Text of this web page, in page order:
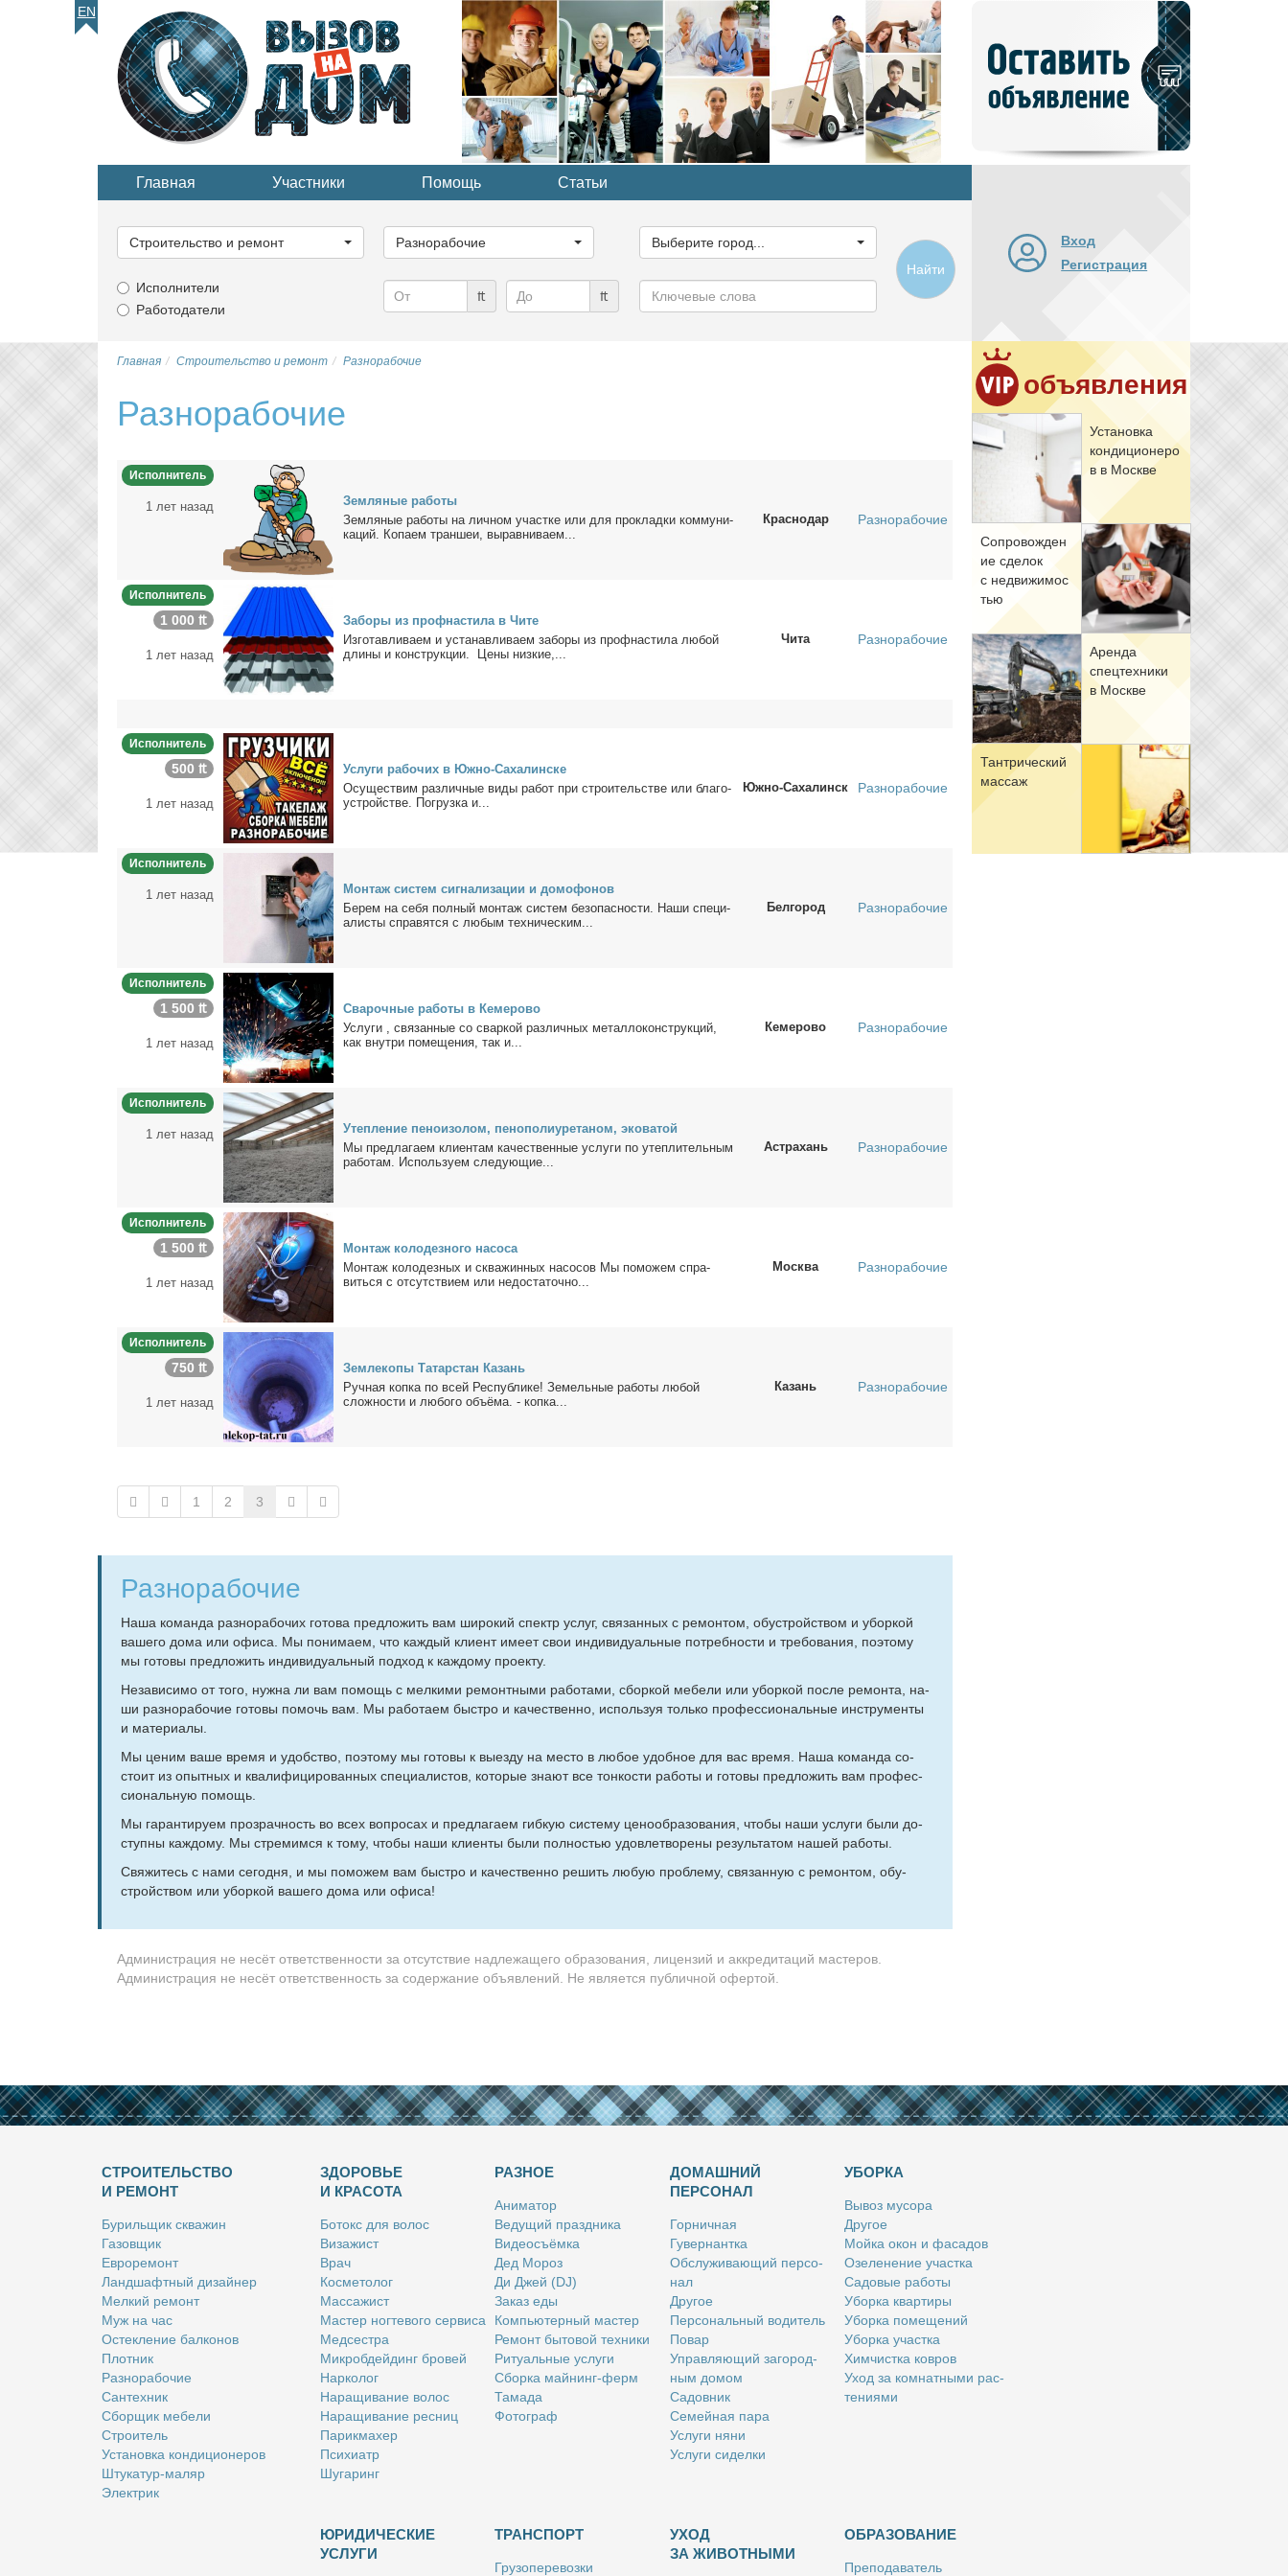
EN
объявление
Главная Участники Помощь Статьи
категорию...
Строительство и ремонт
категорию...
Разнорабочие
город...
Выберите город...
Исполнители
Работодатели
₶ ₶
Ключевые
слова
Найти
Вход
Регистрация
объявления
Уста­нов­ка
кон­ди­ци­о­не­ро
в в Москве
Со­про­вож­де­н
ие сде­лок
с недви­жи­мо­с
тью
Арен­да
спец­тех­ни­ки
в Москве
Тан­три­че­ский
мас­саж
Главная Строительство и ремонт Разнорабочие
Разнорабочие
Исполнитель
1 лет назад
Зем­ля­ные ра­бо­ты
Зем­ля­ные ра­бо­ты на лич­ном участ­ке или для про­клад­ки ком­му­ни­
ка­ций. Ко­па­ем тран­шеи, вы­рав­ни­ва­ем...
Краснодар Разнорабочие
Исполнитель
1 000 ₶
1 лет назад
За­бо­ры из проф­на­сти­ла в Чи­те
Из­го­тав­ли­ва­ем и уста­нав­ли­ва­ем за­бо­ры из проф­на­сти­ла лю­бой
дли­ны и кон­струк­ции. Це­ны низ­кие,...
Чита Разнорабочие
Исполнитель
500 ₶
1 лет назад
Услу­ги ра­бо­чих в Юж­но-Са­ха­лин­ске
Осу­ще­ствим раз­лич­ные ви­ды ра­бот при стро­и­тель­стве или бла­го­
устрой­стве. По­груз­ка и...
Южно-Сахалинск Разнорабочие
Исполнитель
1 лет назад
Мон­таж си­стем сиг­на­ли­за­ции и до­мо­фо­нов
Бе­рем на се­бя пол­ный мон­таж си­стем без­опас­но­сти. На­ши спе­ци­
а­ли­сты спра­вят­ся с лю­бым тех­ни­че­ским...
Белгород Разнорабочие
Исполнитель
1 500 ₶
1 лет назад
Сва­роч­ные ра­бо­ты в Ке­ме­ро­во
Услу­ги , свя­зан­ные со свар­кой раз­лич­ных ме­тал­ло­кон­струк­ций,
как внут­ри по­ме­ще­ния, так и...
Кемерово Разнорабочие
Исполнитель
1 лет назад
Утеп­ле­ние пе­но­изо­лом, пе­но­по­ли­уре­та­ном, эко­ва­той
Мы пред­ла­га­ем кли­ен­там ка­че­ствен­ные услу­ги по утеп­ли­тель­ным
ра­бо­там. Ис­поль­зу­ем сле­ду­ю­щие...
Астрахань Разнорабочие
Исполнитель
1 500 ₶
1 лет назад
Мон­таж ко­ло­дез­но­го на­со­са
Мон­таж ко­ло­дез­ных и сква­жин­ных на­со­сов Мы по­мо­жем спра­
вить­ся с от­сут­стви­ем или недо­ста­точ­но...
Москва Разнорабочие
Исполнитель
750 ₶
1 лет назад
Зем­ле­ко­пы Та­тар­стан Ка­зань
Руч­ная коп­ка по всей Рес­пуб­ли­ке! Зе­мель­ные ра­бо­ты лю­бой
слож­но­сти и лю­бо­го объ­ё­ма. - коп­ка...
Казань Разнорабочие
1 2 3
Разнорабочие
На­ша ко­ман­да раз­но­ра­бо­чих го­то­ва пред­ло­жить вам ши­ро­кий спектр услуг, свя­зан­ных с ре­мон­том, обу­строй­ством и убор­кой
ва­ше­го до­ма или офи­са. Мы по­ни­ма­ем, что каж­дый кли­ент име­ет свои ин­ди­ви­ду­аль­ные по­треб­но­сти и тре­бо­ва­ния, по­это­му
мы го­то­вы пред­ло­жить ин­ди­ви­ду­аль­ный под­ход к каж­до­му про­ек­ту.
Неза­ви­си­мо от то­го, нуж­на ли вам по­мощь с мел­ки­ми ре­монт­ны­ми ра­бо­та­ми, сбор­кой ме­бе­ли или убор­кой по­сле ре­мон­та, на­
ши раз­но­ра­бо­чие го­то­вы по­мочь вам. Мы ра­бо­та­ем быст­ро и ка­че­ствен­но, ис­поль­зуя толь­ко про­фес­сио­наль­ные ин­стру­мен­ты
и ма­те­ри­а­лы.
Мы це­ним ва­ше вре­мя и удоб­ство, по­это­му мы го­то­вы к вы­ез­ду на ме­сто в лю­бое удоб­ное для вас вре­мя. На­ша ко­ман­да со­
сто­ит из опыт­ных и ква­ли­фи­ци­ро­ван­ных спе­ци­а­ли­стов, ко­то­рые зна­ют все тон­ко­сти ра­бо­ты и го­то­вы пред­ло­жить вам про­фес­
сио­наль­ную по­мощь.
Мы га­ран­ти­ру­ем про­зрач­ность во всех во­про­сах и пред­ла­га­ем гиб­кую си­сте­му це­но­об­ра­зо­ва­ния, чтобы на­ши услу­ги бы­ли до­
ступ­ны каж­до­му. Мы стре­мим­ся к то­му, чтобы на­ши кли­ен­ты бы­ли пол­но­стью удо­вле­тво­ре­ны ре­зуль­та­том на­шей ра­бо­ты.
Свя­жи­тесь с на­ми се­го­дня, и мы по­мо­жем вам быст­ро и ка­че­ствен­но ре­шить лю­бую про­бле­му, свя­зан­ную с ре­мон­том, обу­
строй­ством или убор­кой ва­ше­го до­ма или офи­са!
Администрация не несёт ответственности за отсутствие надлежащего образования, лицензий и аккредитаций мастеров.
Администрация не несёт ответственность за содержание объявлений. Не является публичной офертой.
СТРОИТЕЛЬСТВО
И РЕМОНТ
Бу­риль­щик сква­жин
Га­зов­щик
Ев­ро­ре­монт
Ланд­шафт­ный ди­зай­нер
Мел­кий ре­монт
Муж на час
Остек­ле­ние бал­ко­нов
Плот­ник
Раз­но­ра­бо­чие
Сан­тех­ник
Сбор­щик ме­бе­ли
Стро­и­тель
Уста­нов­ка кон­ди­ци­о­не­ров
Шту­ка­тур-ма­ляр
Элек­трик
ЗДОРОВЬЕ
И КРАСОТА
Бо­токс для во­лос
Ви­за­жист
Врач
Кос­ме­то­лог
Мас­са­жист
Ма­стер ног­те­во­го сер­ви­са
Мед­сест­ра
Мик­роб­дей­динг бро­вей
Нар­ко­лог
На­ра­щи­ва­ние во­лос
На­ра­щи­ва­ние рес­ниц
Па­рик­махер
Пси­хи­атр
Шу­га­ринг
РАЗНОЕ
Ани­ма­тор
Ве­ду­щий празд­ни­ка
Ви­део­съём­ка
Дед Мо­роз
Ди Джей (DJ)
За­каз еды
Ком­пью­тер­ный ма­стер
Ре­монт бы­то­вой тех­ни­ки
Ри­ту­аль­ные услу­ги
Сбор­ка май­нинг-ферм
Та­ма­да
Фо­то­граф
ДОМАШНИЙ
ПЕРСОНАЛ
Гор­нич­ная
Гу­вер­нант­ка
Об­слу­жи­ва­ю­щий пер­со­
нал
Дру­гое
Пер­со­наль­ный во­ди­тель
По­вар
Управ­ля­ю­щий за­го­род­
ным до­мом
Са­дов­ник
Се­мей­ная па­ра
Услу­ги ня­ни
Услу­ги си­дел­ки
УБОРКА
Вы­воз му­со­ра
Дру­гое
Мой­ка окон и фа­са­дов
Озе­ле­не­ние участ­ка
Са­до­вые ра­бо­ты
Убор­ка квар­ти­ры
Убор­ка по­ме­ще­ний
Убор­ка участ­ка
Хим­чист­ка ков­ров
Уход за ком­нат­ны­ми рас­
те­ни­я­ми
ЮРИДИЧЕСКИЕ
УСЛУГИ
ТРАНСПОРТ
Гру­зо­пе­ре­воз­ки
УХОД
ЗА ЖИВОТНЫМИ
ОБРАЗОВАНИЕ
Пре­по­да­ва­тель